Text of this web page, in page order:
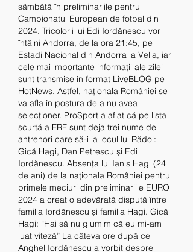
sâmbătă în preliminariile pentru
Campionatul European de fotbal din
2024. Tricolorii lui Edi Iordănescu vor
întâlni Andorra, de la ora 21:45, pe
Estadi Nacional din Andorra la Vella, iar
cele mai importante informații ale zilei
sunt transmise în format LiveBLOG pe
HotNews. Astfel, naționala României se
va afla în postura de a nu avea
selecționer. ProSport a aflat că pe lista
scurtă a FRF sunt deja trei nume de
antrenori care să-i ia locul lui Rădoi:
Gică Hagi, Dan Petrescu și Edi
Iordănescu. Absența lui Ianis Hagi (24
de ani) de la naționala României pentru
primele meciuri din preliminariile EURO
2024 a creat o adevărată dispută între
familia Iordănescu și familia Hagi. Gică
Hagi: “Hai să nu glumim că eu mi-am
luat viteză” La câteva ore după ce
Anghel Iordănescu a vorbit despre